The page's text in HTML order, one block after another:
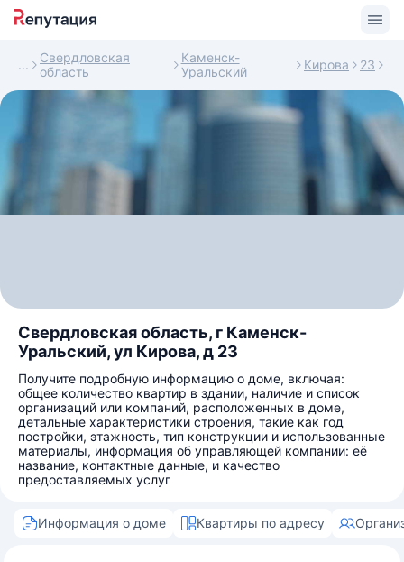
Свердловская
область
Каменск-
Уральский
Кирова 23
Свердловская область, г Каменск-
Уральский, ул Кирова, д 23
Получите подробную информацию о доме, включая:
общее количество квартир в здании, наличие и список
организаций или компаний, расположенных в доме,
детальные характеристики строения, такие как год
постройки, этажность, тип конструкции и использованные
материалы, информация об управляющей компании: её
название, контактные данные, и качество
предоставляемых услуг
Информация о доме Квартиры по адресу